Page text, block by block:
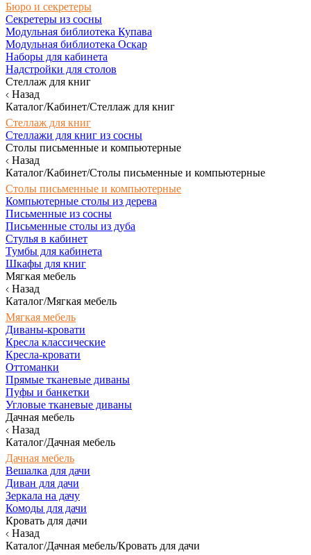
Бюро и секретеры
Секретеры из сосны
Модульная библиотека Купава
Модульная библиотека Оскар
Наборы для кабинета
Надстройки для столов
Стеллаж для книг
Назад
Каталог/Кабинет/Стеллаж для книг
Стеллаж для книг
Стеллажи для книг из сосны
Столы письменные и компьютерные
Назад
Каталог/Кабинет/Столы письменные и компьютерные
Столы письменные и компьютерные
Компьютерные столы из дерева
Письменные из сосны
Письменные столы из дуба
Стулья в кабинет
Тумбы для кабинета
Шкафы для книг
Мягкая мебель
Назад
Каталог/Мягкая мебель
Мягкая мебель
Диваны-кровати
Кресла классические
Кресла-кровати
Оттоманки
Прямые тканевые диваны
Пуфы и банкетки
Угловые тканевые диваны
Дачная мебель
Назад
Каталог/Дачная мебель
Дачная мебель
Вешалка для дачи
Диван для дачи
Зеркала на дачу
Комоды для дачи
Кровать для дачи
Назад
Каталог/Дачная мебель/Кровать для дачи